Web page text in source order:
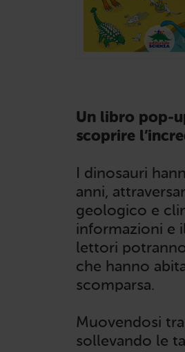
Un libro pop-
scoprire
I dinosauri
anni,
geologico e
informazioni e
lettori
che hanno
scomparsa.
Muovendosi
sollevando le